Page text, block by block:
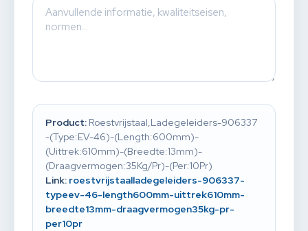
Product: Roestvrijstaal,Ladegeleiders-906337
-(Type:EV-46)-(Length:600mm)-
(Uittrek:610mm)-(Breedte:13mm)-
(Draagvermogen:35Kg/Pr)-(Per:10Pr)
Link: roestvrijstaalladegeleiders-906337-
typeev-46-length600mm-uittrek610mm-
breedte13mm-draagvermogen35kg-pr-
per10pr